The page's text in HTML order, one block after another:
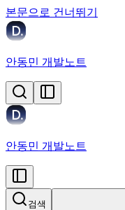
본문으로 건너뛰기
안동민 개발노트
안동민 개발노트
검색